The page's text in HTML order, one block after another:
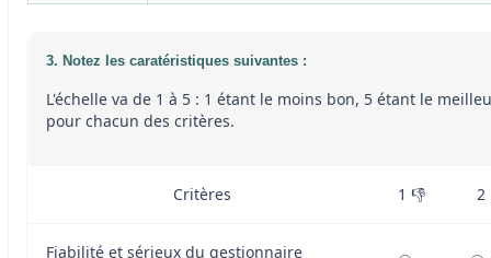
3. Notez les caratéristiques suivantes :
L'échelle va de 1 à 5 : 1 étant le moins bon, 5 étant le
pour chacun des critères.
Critères 1 👎 2
Fiabilité et sérieux du gestionnaire